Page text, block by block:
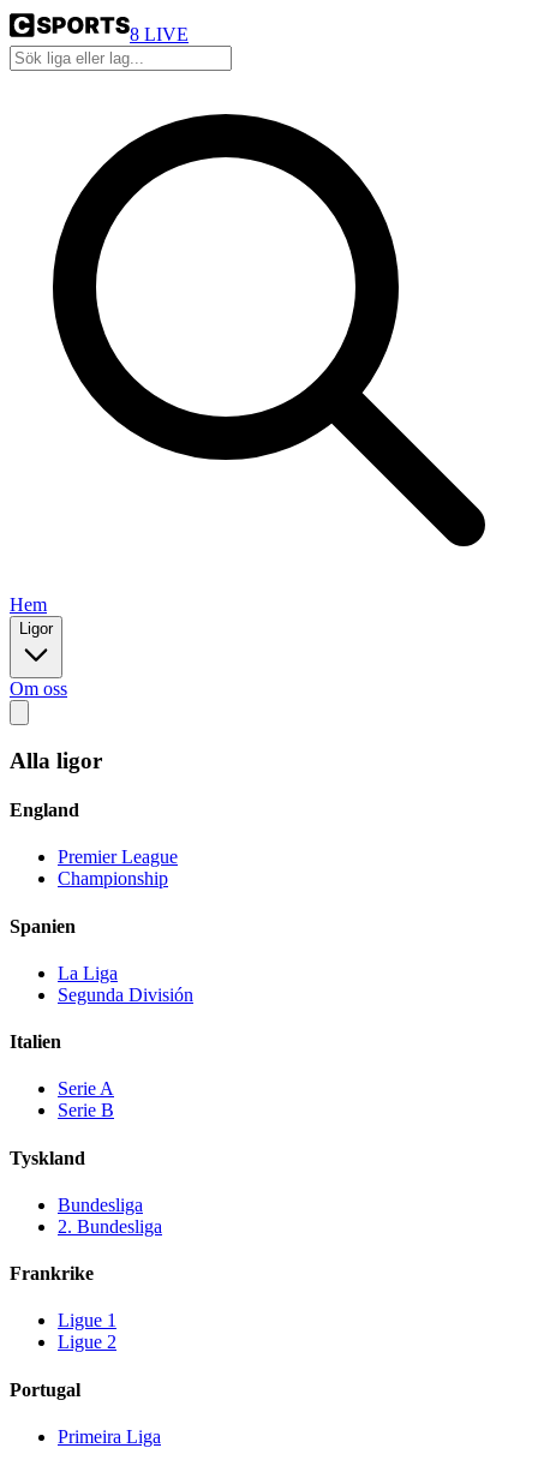
8 LIVE
Hem
Ligor
Om oss
Alla ligor
England
Premier League
Championship
Spanien
La Liga
Segunda División
Italien
Serie A
Serie B
Tyskland
Bundesliga
2. Bundesliga
Frankrike
Ligue 1
Ligue 2
Portugal
Primeira Liga